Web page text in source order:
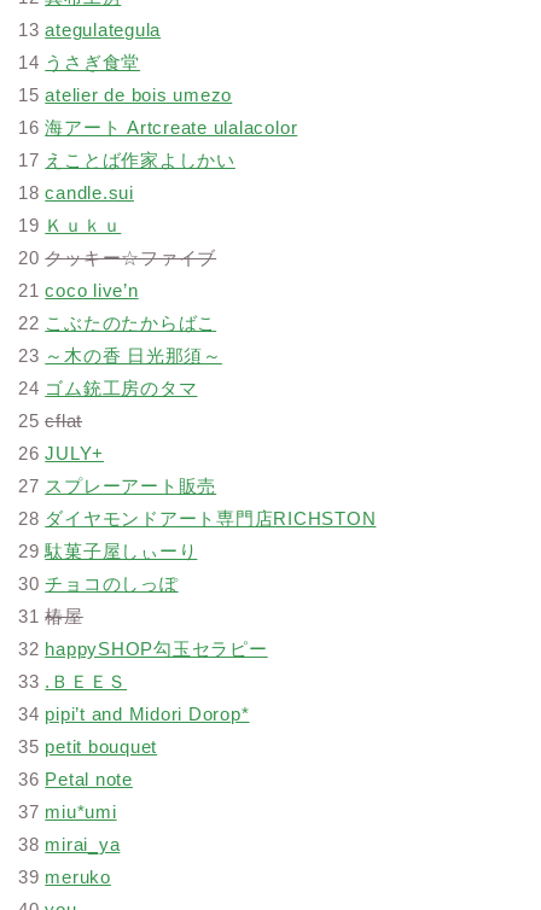
13ategulategula
14 うさぎ食堂
15atelier de bois umezo
16海アート Artcreate ulalacolor
17 えことば作家よしかい
18candle.sui
19 Ｋｕｋｕ
20クッキー☆ファイブ
21coco live’n
22 こぶたのたからばこ
23 ～木の香 日光那須～
24 ゴム銃工房のタマ
25cflat
26JULY+
27 スプレーアート販売
28 ダイヤモンドアート専門店RICHSTON
29駄菓子屋しぃーり
30チョコのしっぽ
31椿屋
32 happySHOP勾玉セラピー
33 .ＢＥＥＳ
34 pipi’t and Midori Dorop*
35 petit bouquet
36 Petal note
37 miu*umi
38 mirai_ya
39 meruko